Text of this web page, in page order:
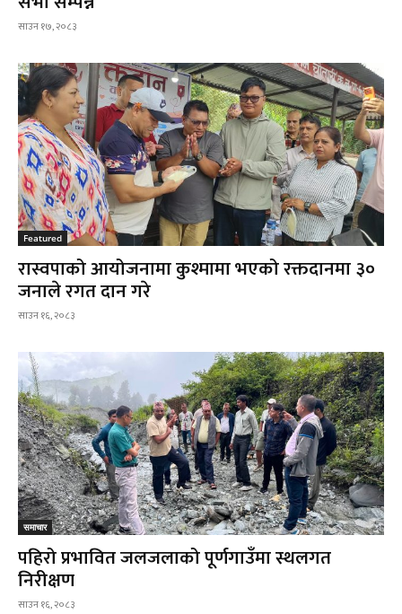
साउन १७, २०८३
Featured
रास्वपाको आयोजनामा कुश्मामा भएको रक्तदानमा ३०
जनाले रगत दान गरे
साउन १६, २०८३
समाचार
पहिरो प्रभावित जलजलाको पूर्णगाउँमा स्थलगत
निरीक्षण
साउन १६, २०८३